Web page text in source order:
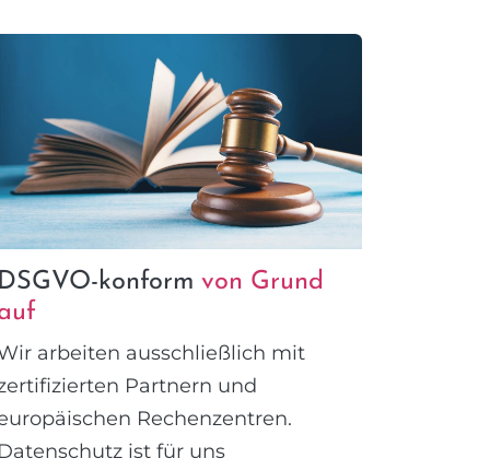
konform von Grund
arbeiten ausschließlich mit
Partnern und
Rechenzentren.
ist für uns